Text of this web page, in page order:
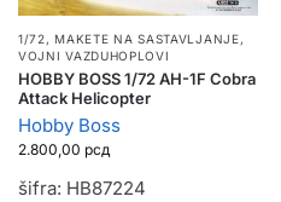
1/72, MAKETE NA SASTAVLJANJE,
VOJNI VAZDUHOPLOVI
HOBBY BOSS 1/72 AH-1F Cobra
Attack Helicopter
Hobby Boss
2.800,00 рсд
šifra: HB87224